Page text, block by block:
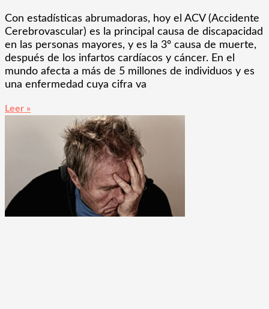
Con estadísticas abrumadoras, hoy el ACV (Accidente
Cerebrovascular) es la principal causa de discapacidad
en las personas mayores, y es la 3º causa de muerte,
después de los infartos cardíacos y cáncer. En el
mundo afecta a más de 5 millones de individuos y es
una enfermedad cuya cifra va
Leer »